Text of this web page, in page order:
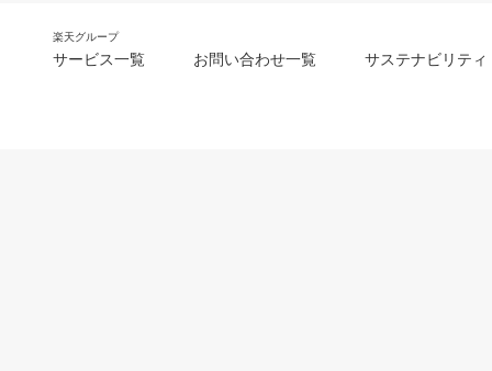
楽天グループ
サービス一覧 お問い合わせ一覧 サステナビリティ